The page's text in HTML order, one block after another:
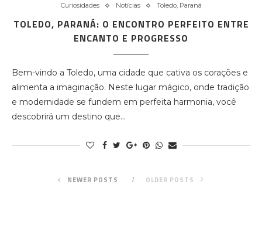
Curiosidades Notícias Toledo, Paraná
TOLEDO, PARANÁ: O ENCONTRO PERFEITO ENTRE
ENCANTO E PROGRESSO
Bem-vindo a Toledo, uma cidade que cativa os corações e
alimenta a imaginação. Neste lugar mágico, onde tradição
e modernidade se fundem em perfeita harmonia, você
descobrirá um destino que…
NEWER POSTS OLDER POSTS